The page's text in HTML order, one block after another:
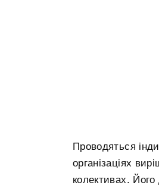
Проводяться
організаціях
колективах. Його